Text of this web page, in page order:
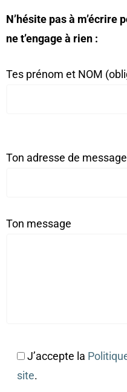
N’hésite pas à m’écrire
ne t’engage à rien :
Tes prénom et NOM
laisser
vide.
Ton adresse de
Ton message
J’accepte la
site.